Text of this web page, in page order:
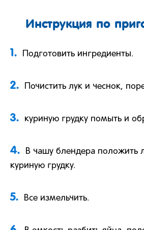
Инструкция по
1. Подготовить ингредиенты.
2. Почистить лук и чеснок,
3. куриную грудку помыть и
4.
В чашу блендера положить
куриную грудку.
5. Все измельчить.